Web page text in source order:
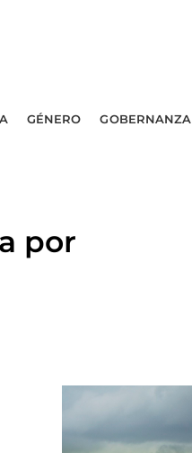
GÉNERO GOBERNANZA
por